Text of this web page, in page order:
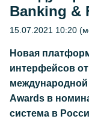
Banking &
15.07.2021 10:20
Новая
интерфейсов
Awards в
система в